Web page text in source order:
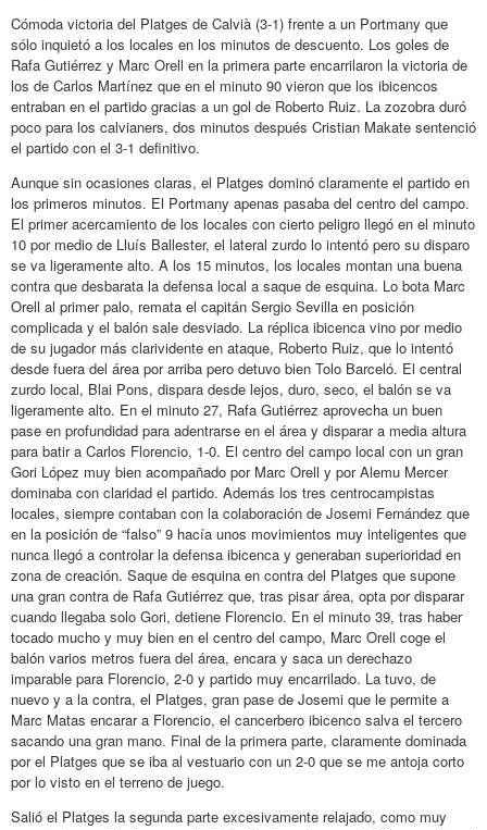
Cómoda victoria del Platges de Calvià (3-1) frente a un Portmany que
sólo inquietó a los locales en los minutos de descuento. Los goles de
Rafa Gutiérrez y Marc Orell en la primera parte encarrilaron la victoria de
los de Carlos Martínez que en el minuto 90 vieron que los ibicencos
entraban en el partido gracias a un gol de Roberto Ruiz. La zozobra duró
poco para los calvianers, dos minutos después Cristian Makate sentenció
el partido con el 3-1 definitivo.
Aunque sin ocasiones claras, el Platges dominó claramente el partido en
los primeros minutos. El Portmany apenas pasaba del centro del campo.
El primer acercamiento de los locales con cierto peligro llegó en el minuto
10 por medio de Lluís Ballester, el lateral zurdo lo intentó pero su disparo
se va ligeramente alto. A los 15 minutos, los locales montan una buena
contra que desbarata la defensa local a saque de esquina. Lo bota Marc
Orell al primer palo, remata el capitán Sergio Sevilla en posición
complicada y el balón sale desviado. La réplica ibicenca vino por medio
de su jugador más clarividente en ataque, Roberto Ruiz, que lo intentó
desde fuera del área por arriba pero detuvo bien Tolo Barceló. El central
zurdo local, Blai Pons, dispara desde lejos, duro, seco, el balón se va
ligeramente alto. En el minuto 27, Rafa Gutiérrez aprovecha un buen
pase en profundidad para adentrarse en el área y disparar a media altura
para batir a Carlos Florencio, 1-0. El centro del campo local con un gran
Gori López muy bien acompañado por Marc Orell y por Alemu Mercer
dominaba con claridad el partido. Además los tres centrocampistas
locales, siempre contaban con la colaboración de Josemi Fernández que
en la posición de “falso” 9 hacía unos movimientos muy inteligentes que
nunca llegó a controlar la defensa ibicenca y generaban superioridad en
zona de creación. Saque de esquina en contra del Platges que supone
una gran contra de Rafa Gutiérrez que, tras pisar área, opta por disparar
cuando llegaba solo Gori, detiene Florencio. En el minuto 39, tras haber
tocado mucho y muy bien en el centro del campo, Marc Orell coge el
balón varios metros fuera del área, encara y saca un derechazo
imparable para Florencio, 2-0 y partido muy encarrilado. La tuvo, de
nuevo y a la contra, el Platges, gran pase de Josemi que le permite a
Marc Matas encarar a Florencio, el cancerbero ibicenco salva el tercero
sacando una gran mano. Final de la primera parte, claramente dominada
por el Platges que se iba al vestuario con un 2-0 que se me antoja corto
por lo visto en el terreno de juego.
Salió el Platges la segunda parte excesivamente relajado, como muy